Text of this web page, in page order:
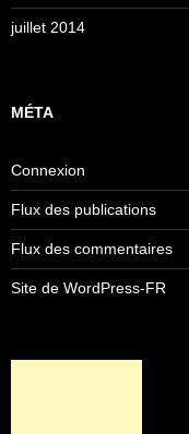
juillet 2014
MÉTA
Connexion
Flux des publications
Flux des commentaires
Site de WordPress-FR